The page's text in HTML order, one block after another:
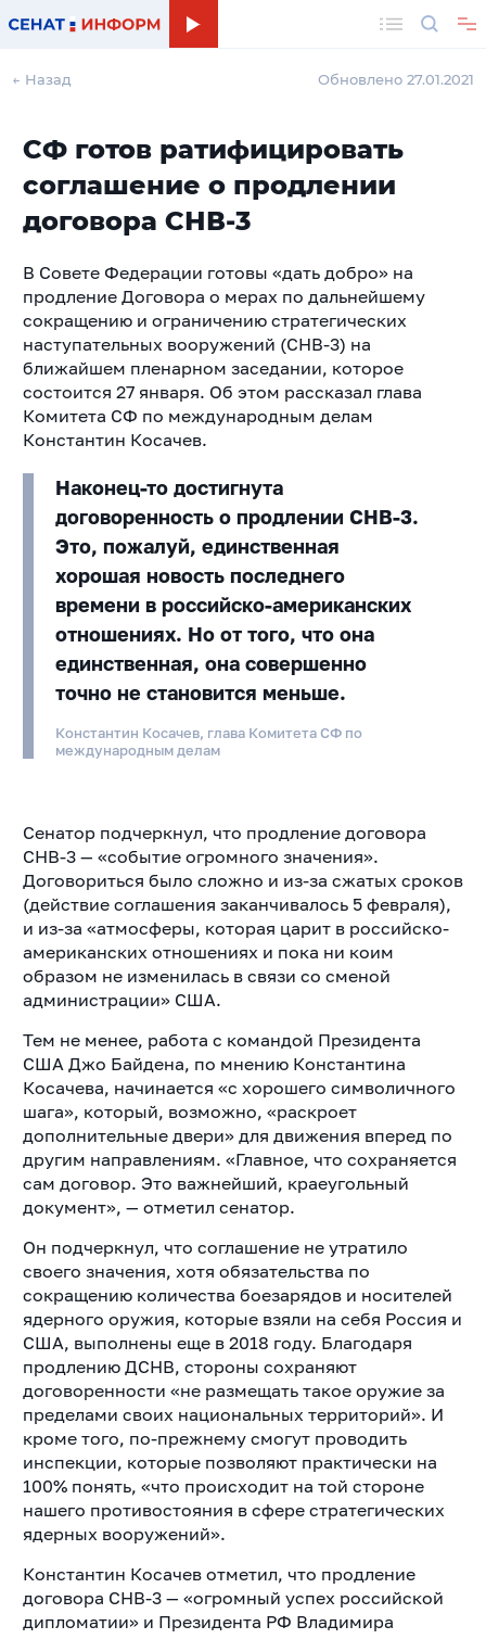
← Назад Обновлено 27.01.2021
СФ готов ратифицировать
соглашение о продлении
договора СНВ-3
В Совете Федерации готовы «дать добро» на
продление Договора о мерах по дальнейшему
сокращению и ограничению стратегических
наступательных вооружений (СНВ-3) на
ближайшем пленарном заседании, которое
состоится 27 января. Об этом рассказал глава
Комитета СФ по международным делам
Константин Косачев.
Наконец-то достигнута
договоренность о продлении СНВ-3.
Это, пожалуй, единственная
хорошая новость последнего
времени в российско-американских
отношениях. Но от того, что она
единственная, она совершенно
точно не становится меньше.
Константин Косачев, глава Комитета СФ по
международным делам
Сенатор подчеркнул, что продление договора
СНВ-3 — «событие огромного значения».
Договориться было сложно и из-за сжатых сроков
(действие соглашения заканчивалось 5 февраля),
и из-за «атмосферы, которая царит в российско-
американских отношениях и пока ни коим
образом не изменилась в связи со сменой
администрации» США.
Тем не менее, работа с командой Президента
США Джо Байдена, по мнению Константина
Косачева, начинается «с хорошего символичного
шага», который, возможно, «раскроет
дополнительные двери» для движения вперед по
другим направлениям. «Главное, что сохраняется
сам договор. Это важнейший, краеугольный
документ», — отметил сенатор.
Он подчеркнул, что соглашение не утратило
своего значения, хотя обязательства по
сокращению количества боезарядов и носителей
ядерного оружия, которые взяли на себя Россия и
США, выполнены еще в 2018 году. Благодаря
продлению ДСНВ, стороны сохраняют
договоренности «не размещать такое оружие за
пределами своих национальных территорий». И
кроме того, по-прежнему смогут проводить
инспекции, которые позволяют практически на
100% понять, «что происходит на той стороне
нашего противостояния в сфере стратегических
ядерных вооружений».
Константин Косачев отметил, что продление
договора СНВ-3 — «огромный успех российской
дипломатии» и Президента РФ Владимира